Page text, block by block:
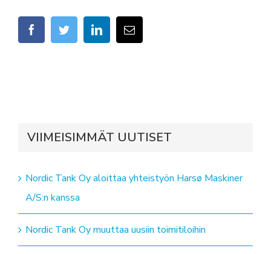
facebooktwitter linkedinSähköposti
VIIMEISIMMÄT UUTISET
Nordic Tank Oy aloittaa yhteistyön Harsø Maskiner
A/S:n kanssa
Nordic Tank Oy muuttaa uusiin toimitiloihin